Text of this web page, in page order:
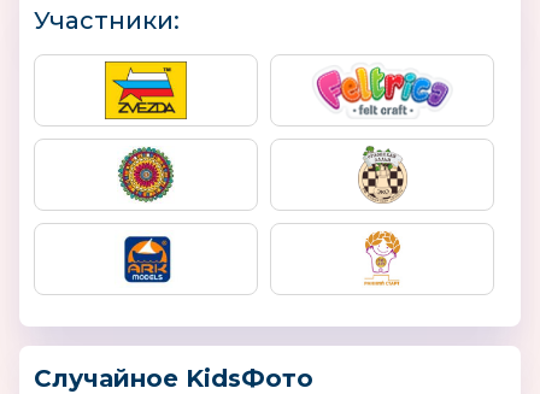
Участники:
Случайное KidsФото